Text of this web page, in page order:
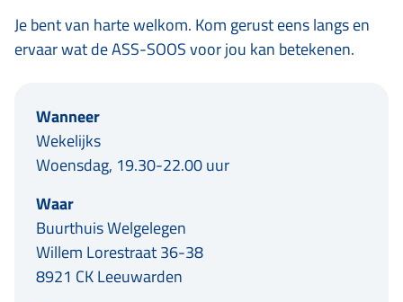
Je bent van harte welkom. Kom gerust eens langs en
ervaar wat de ASS-SOOS voor jou kan betekenen.
Wanneer
Wekelijks
Woensdag, 19.30-22.00 uur
Waar
Buurthuis Welgelegen
Willem Lorestraat 36-38
8921 CK Leeuwarden